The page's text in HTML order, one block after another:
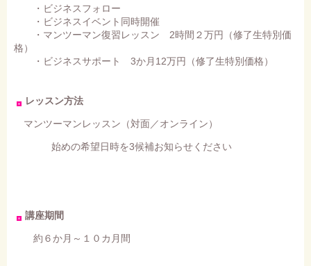
・ビジネスフォロー
・ビジネスイベント同時開催
・マンツーマン復習レッスン 2時間２万円（修了生特別価
格）
・ビジネスサポート 3か月12万円（修了生特別価格）
レッスン方法
マンツーマンレッスン（対面／オンライン）
始めの希望日時を3候補お知らせください
講座期間
約６か月～１０カ月間